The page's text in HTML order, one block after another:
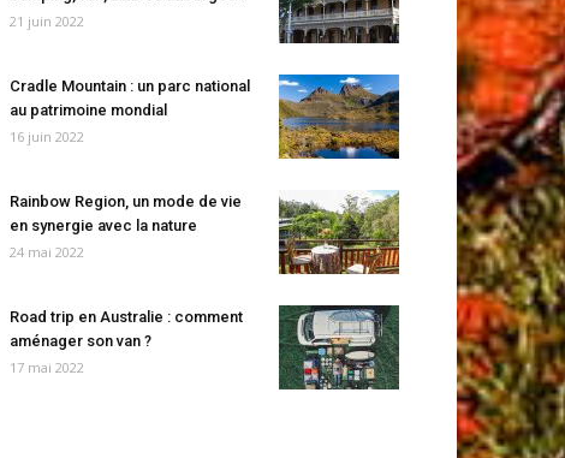
21 juin 2022
Cradle Mountain : un parc national
au patrimoine mondial
16 juin 2022
Rainbow Region, un mode de vie
en synergie avec la nature
24 mai 2022
Road trip en Australie : comment
aménager son van ?
17 mai 2022